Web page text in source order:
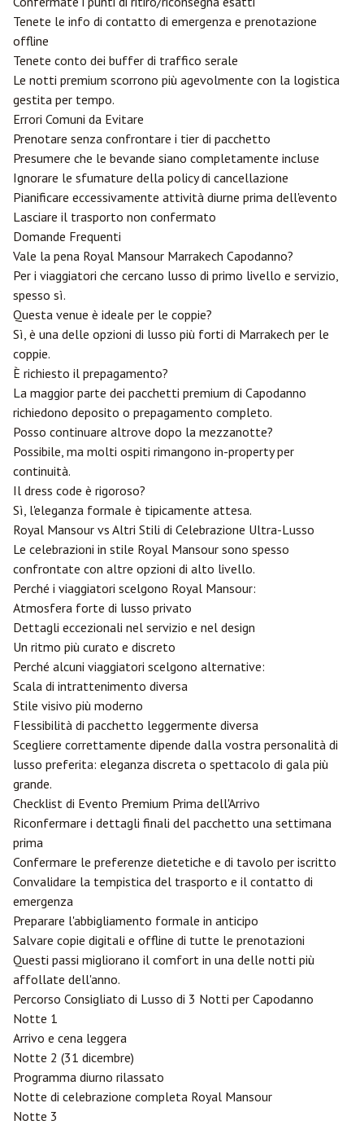
Tenete le info di contatto di emergenza e prenotazione
offline
Tenete conto dei buffer di traffico serale
Le notti premium scorrono più agevolmente con la logistica
gestita per tempo.
Errori Comuni da Evitare
Prenotare senza confrontare i tier di pacchetto
Presumere che le bevande siano completamente incluse
Ignorare le sfumature della policy di cancellazione
Pianificare eccessivamente attività diurne prima dell'evento
Lasciare il trasporto non confermato
Domande Frequenti
Vale la pena Royal Mansour Marrakech Capodanno?
Per i viaggiatori che cercano lusso di primo livello e servizio,
spesso sì.
Questa venue è ideale per le coppie?
Sì, è una delle opzioni di lusso più forti di Marrakech per le
coppie.
È richiesto il prepagamento?
La maggior parte dei pacchetti premium di Capodanno
richiedono deposito o prepagamento completo.
Posso continuare altrove dopo la mezzanotte?
Possibile, ma molti ospiti rimangono in-property per
continuità.
Il dress code è rigoroso?
Sì, l'eleganza formale è tipicamente attesa.
Royal Mansour vs Altri Stili di Celebrazione Ultra-Lusso
Le celebrazioni in stile Royal Mansour sono spesso
confrontate con altre opzioni di alto livello.
Perché i viaggiatori scelgono Royal Mansour:
Atmosfera forte di lusso privato
Dettagli eccezionali nel servizio e nel design
Un ritmo più curato e discreto
Perché alcuni viaggiatori scelgono alternative:
Scala di intrattenimento diversa
Stile visivo più moderno
Flessibilità di pacchetto leggermente diversa
Scegliere correttamente dipende dalla vostra personalità di
lusso preferita: eleganza discreta o spettacolo di gala più
grande.
Checklist di Evento Premium Prima dell'Arrivo
Riconfermare i dettagli finali del pacchetto una settimana
prima
Confermare le preferenze dietetiche e di tavolo per iscritto
Convalidare la tempistica del trasporto e il contatto di
emergenza
Preparare l'abbigliamento formale in anticipo
Salvare copie digitali e offline di tutte le prenotazioni
Questi passi migliorano il comfort in una delle notti più
affollate dell'anno.
Percorso Consigliato di Lusso di 3 Notti per Capodanno
Notte 1
Arrivo e cena leggera
Notte 2 (31 dicembre)
Programma diurno rilassato
Notte di celebrazione completa Royal Mansour
Notte 3